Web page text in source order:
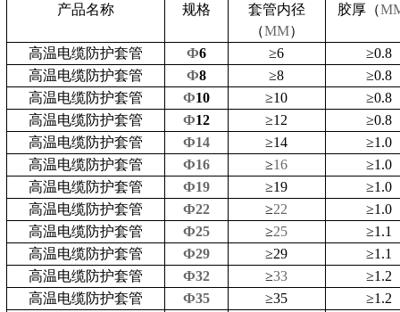
产品名称 规格 套管内径
（MM）
胶厚（
高温电缆防护套管 Ф6 ≥6 ≥0.8
高温电缆防护套管
Ф8 ≥8 ≥0.8
高温电缆防护套管
Ф10 ≥10 ≥0.8
高温电缆防护套管
Ф12 ≥12 ≥0.8
高温电缆防护套管
Ф14 ≥14 ≥1.0
高温电缆防护套管
Ф16 ≥16 ≥1.0
高温电缆防护套管
Ф19 ≥19 ≥1.0
高温电缆防护套管
Ф22 ≥22 ≥1.0
高温电缆防护套管
Ф25 ≥25 ≥1.1
高温电缆防护套管
Ф29 ≥29 ≥1.1
高温电缆防护套管
Ф32 ≥33 ≥1.2
高温电缆防护套管
Ф35 ≥35 ≥1.2